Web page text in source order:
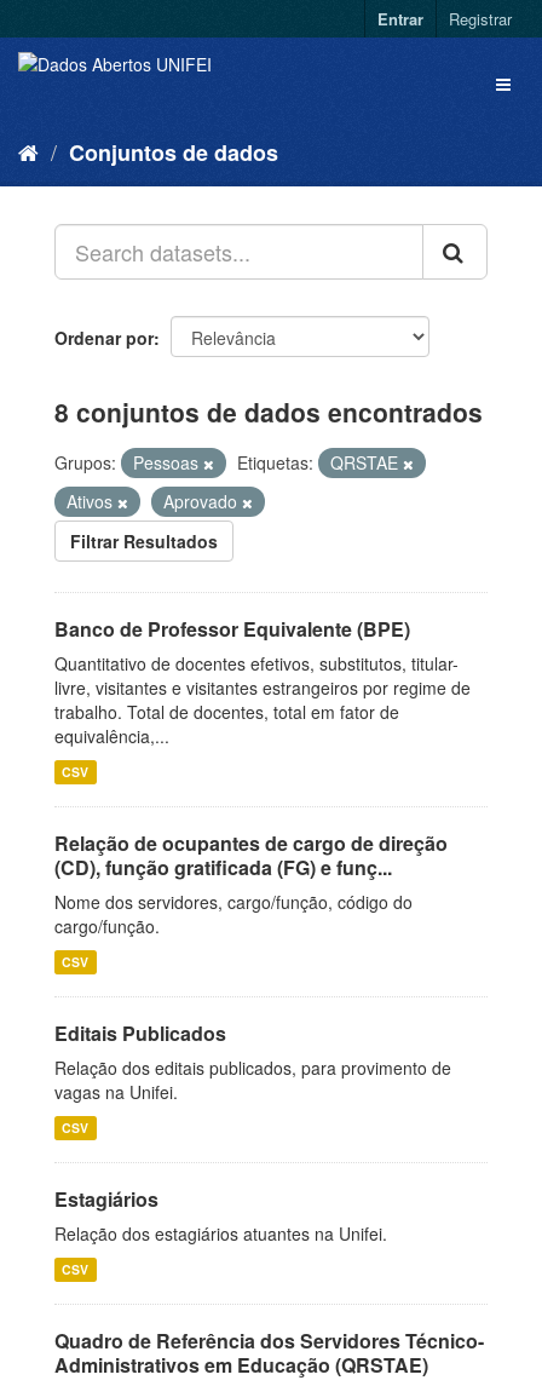
Entrar Registrar
Conjuntos de dados
Ordenar por
8 conjuntos de dados encontrados
Grupos: Pessoas Etiquetas:
QRSTAE
Ativos
Aprovado
Filtrar Resultados
Banco de Professor Equivalente (BPE)
Quantitativo de docentes efetivos, substitutos, titular-
livre, visitantes e visitantes estrangeiros por regime de
trabalho. Total de docentes, total em fator de
equivalência,...
CSV
Relação de ocupantes de cargo de direção
(CD), função gratificada (FG) e funç...
Nome dos servidores, cargo/função, código do
cargo/função.
CSV
Editais Publicados
Relação dos editais publicados, para provimento de
vagas na Unifei.
CSV
Estagiários
Relação dos estagiários atuantes na Unifei.
CSV
Quadro de Referência dos Servidores Técnico-
Administrativos em Educação (QRSTAE)